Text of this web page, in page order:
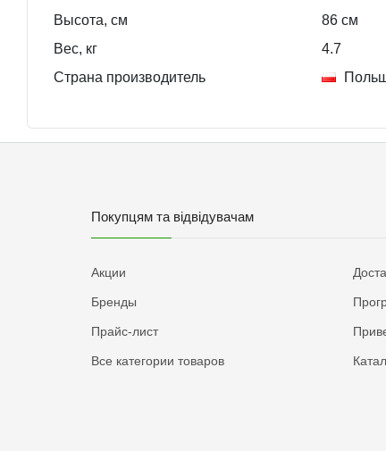
Высота, см
86 см
Вес, кг
4.7
Страна производитель
Покупцям та відвідувачам
Акции
Бренды
Прайс-лист
Все категории товаров